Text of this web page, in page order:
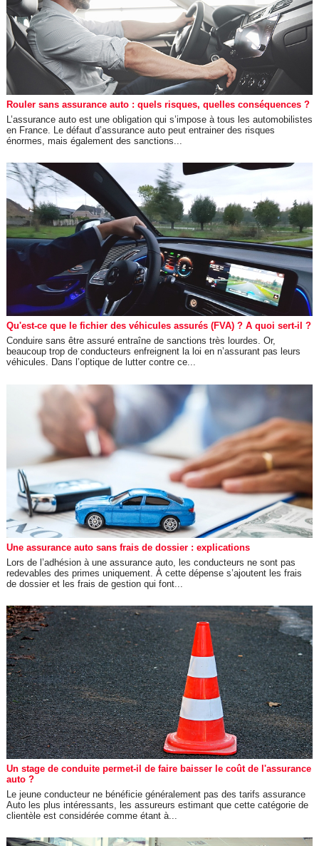
Rouler sans assurance auto : quels risques, quelles conséquences ?
L’assurance auto est une obligation qui s’impose à tous les automobilistes
en France. Le défaut d’assurance auto peut entrainer des risques
énormes, mais également des sanctions...
Qu'est-ce que le fichier des véhicules assurés (FVA) ? A quoi sert-il ?
Conduire sans être assuré entraîne de sanctions très lourdes. Or,
beaucoup trop de conducteurs enfreignent la loi en n’assurant pas leurs
véhicules. Dans l’optique de lutter contre ce...
Une assurance auto sans frais de dossier : explications
Lors de l’adhésion à une assurance auto, les conducteurs ne sont pas
redevables des primes uniquement. À cette dépense s’ajoutent les frais
de dossier et les frais de gestion qui font...
Un stage de conduite permet-il de faire baisser le coût de l'assurance
auto ?
Le jeune conducteur ne bénéficie généralement pas des tarifs assurance
Auto les plus intéressants, les assureurs estimant que cette catégorie de
clientèle est considérée comme étant à...